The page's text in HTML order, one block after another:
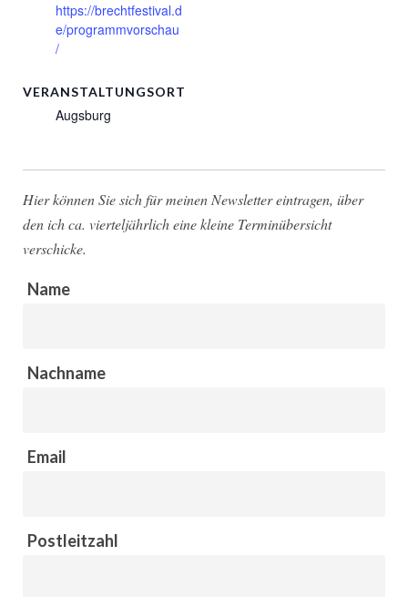
https://brechtfestival.d
e/programmvorschau
/
VERANSTALTUNGSORT
Augsburg
Hier können Sie sich für meinen Newsletter eintragen, über
den ich ca. vierteljährlich eine kleine Terminübersicht
verschicke.
Name
Nachname
Email
Postleitzahl